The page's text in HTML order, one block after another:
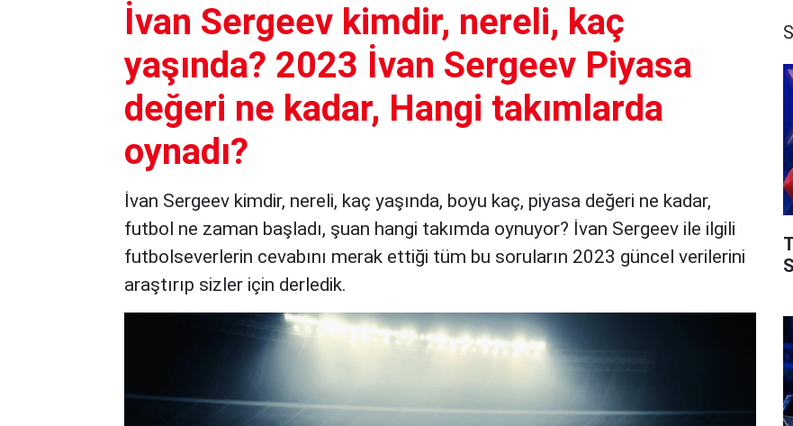
İvan Sergeev kimdir, nereli, kaç
yaşında? 2023 İvan Sergeev Piyasa
değeri ne kadar, Hangi takımlarda
oynadı?
İvan Sergeev kimdir, nereli, kaç yaşında, boyu kaç, piyasa değeri ne kadar,
futbol ne zaman başladı, şuan hangi takımda oynuyor? İvan Sergeev ile ilgili
futbolseverlerin cevabını merak ettiği tüm bu soruların 2023 güncel verilerini
araştırıp sizler için derledik.